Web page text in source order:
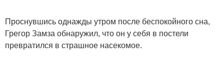
Проснувшись однажды утром после беспокойного сна,
Грегор Замза обнаружил, что он у себя в постели
превратился в страшное насекомое.